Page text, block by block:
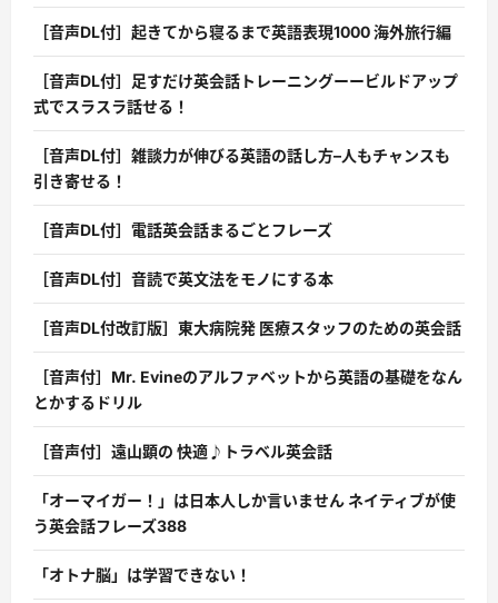
［音声DL付］起きてから寝るまで英語表現1000 海外旅行編
［音声DL付］足すだけ英会話トレーニングーービルドアップ
式でスラスラ話せる！
［音声DL付］雑談力が伸びる英語の話し方–人もチャンスも
引き寄せる！
［音声DL付］電話英会話まるごとフレーズ
［音声DL付］音読で英文法をモノにする本
［音声DL付改訂版］東大病院発 医療スタッフのための英会話
［音声付］Mr. Evineのアルファベットから英語の基礎をなん
とかするドリル
［音声付］遠山顕の 快適♪トラベル英会話
「オーマイガー！」は日本人しか言いません ネイティブが使
う英会話フレーズ388
「オトナ脳」は学習できない！